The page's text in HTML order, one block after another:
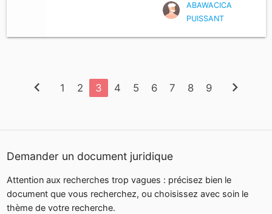
ABAWACICA
PUISSANT
chevron_left 1 2 3 4 5 6 7 8 9 chevron_right
Demander un document juridique
Attention aux recherches trop vagues : précisez bien le
document que vous recherchez, ou choisissez avec soin le
thème de votre recherche.